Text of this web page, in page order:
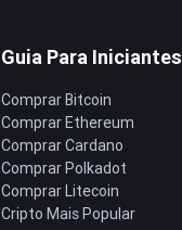
Guia Para Iniciantes
Comprar Bitcoin
Comprar Ethereum
Comprar Cardano
Comprar Polkadot
Comprar Litecoin
Cripto Mais Popular